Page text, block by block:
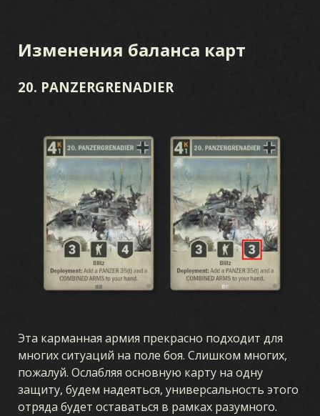
Изменения баланса карт
20. PANZERGRENADIER
Эта карманная армия прекрасно подходит для
многих ситуаций на поле боя. Слишком многих,
пожалуй. Ослабляя основную карту на одну
защиту, будем надеяться, универсальность этого
отряда будет оставаться в рамках разумного.